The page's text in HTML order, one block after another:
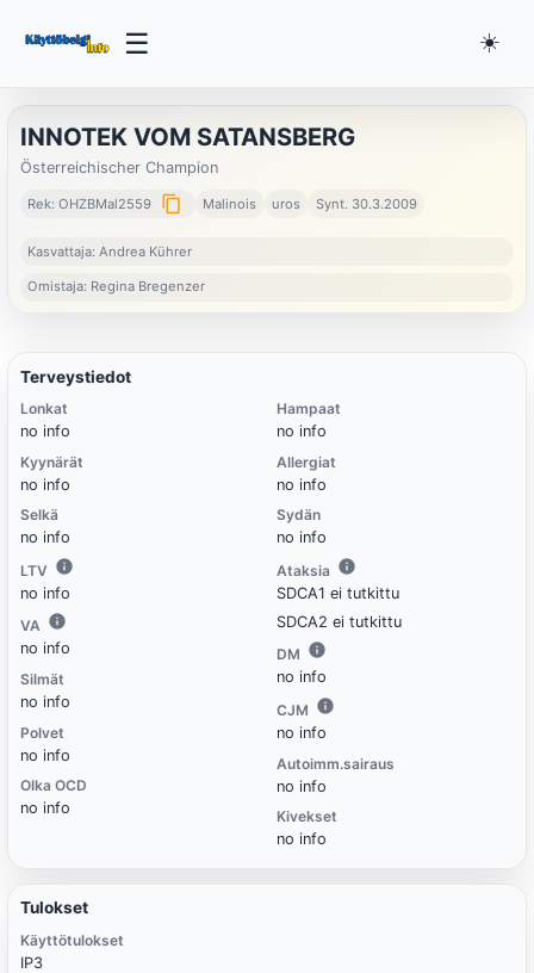
☰ ☀️
INNOTEK VOM SATANSBERG
Österreichischer Champion
Rek: OHZBMal2559 content_copy Malinois uros Synt. 30.3.2009
Kasvattaja: Andrea Kührer
Omistaja: Regina Bregenzer
Terveystiedot
Lonkat
no info
Kyynärät
no info
Selkä
no info
LTV
no info
VA
no info
Silmät
no info
Polvet
no info
Olka OCD
no info
Hampaat
no info
Allergiat
no info
Sydän
no info
Ataksia
SDCA1 ei tutkittu
SDCA2 ei tutkittu
DM
no info
CJM
no info
Autoimm.sairaus
no info
Kivekset
no info
Tulokset
Käyttötulokset
IP3